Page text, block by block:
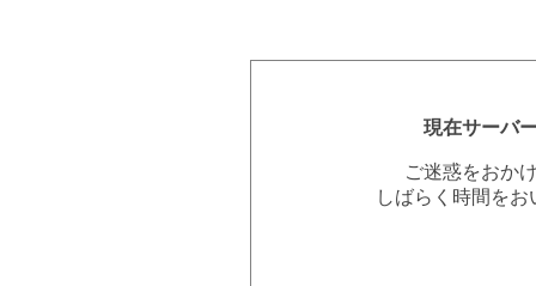
現在サーバ
ご迷惑をおか
しばらく時間を